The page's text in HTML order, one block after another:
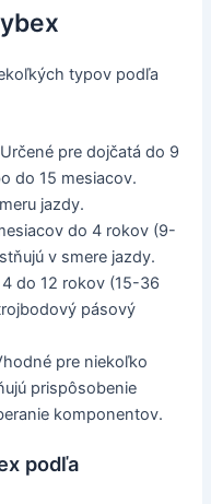
typov podľa
Určené pre dojčatá do 9
do 15 mesiacov.
jazdy.
do 4 rokov (9-
v smere jazdy.
do 12 rokov (15-36
pásový
pre niekoľko
prispôsobenie
komponentov.
podľa